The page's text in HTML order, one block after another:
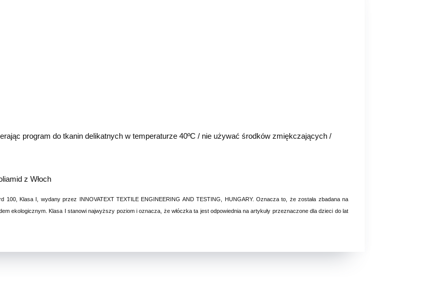
program do tkanin delikatnych w temperaturze 40ºC / nie używać środków zmiękczających /
z Włoch
100, Klasa I, wydany przez INNOVATEXT TEXTILE ENGINEERING AND TESTING, HUNGARY. Oznacza to, że została zbadana na
ekologicznym. Klasa I stanowi najwyższy poziom i oznacza, że włóczka ta jest odpowiednia na artykuły przeznaczone dla dzieci do lat